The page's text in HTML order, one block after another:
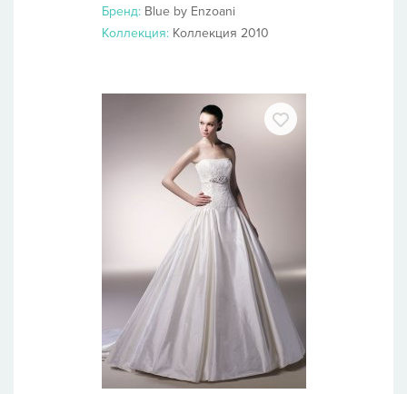
Бренд: Blue by Enzoani
Коллекция: Коллекция 2010